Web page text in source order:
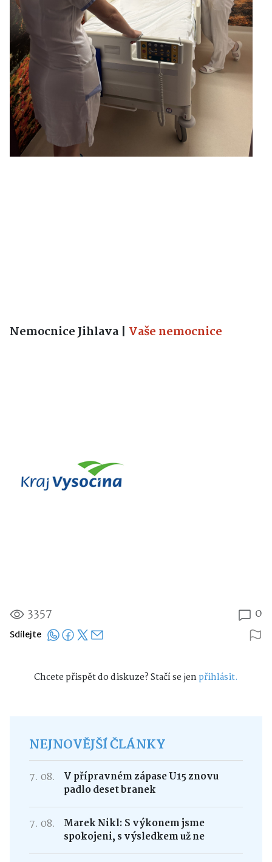
Nemocnice Jihlava | Vaše nemocnice
3357 0
Sdílejte
Chcete přispět do diskuze? Stačí se jenpřihlásit.
NEJNOVĚJŠÍ ČLÁNKY
7. 08.
V přípravném zápase U15 znovu
padlo deset branek
7. 08.
Marek Nikl: S výkonem jsme
spokojeni, s výsledkem už ne